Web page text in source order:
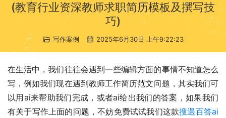
(教育行业资深教师求职简历模板及撰写技
巧)
写作案例 2025年6月30日 上午9:22:23
在生活中，我们往往会遇到一些编辑方面的事情不知道怎么
写，例如我们现在遇到教师工作简历范文问题，其实我们可
以用ai来帮助我们完成，或者ai给出我们的答案，如果我们
有关于写作上面的问题，不妨免费试试我们这款搜遇百答ai